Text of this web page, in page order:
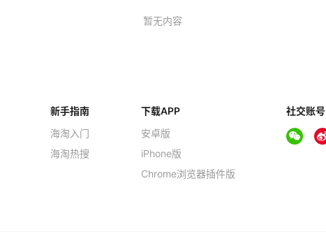
新手指南
海淘入门
海淘热搜
下载APP
安卓版
iPhone版
Chrome浏览器插件版
社交账号